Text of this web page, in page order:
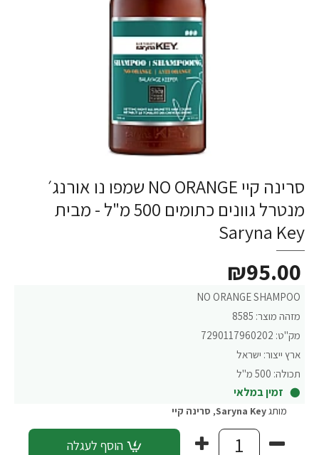
סרינה קיי NO ORANGE שמפו נו אורנג׳
מנטרל גוונים כתומים 500 מ"ל - מבית
Saryna Key
NO ORANGE SHAMPOO
מזהה מוצר: 8585
מק"ט: 7290117960202
ארץ ייצור: ישראל
תכולה: 500 מ"ל
זמין במלאי
₪95.00
מותגSaryna Key
, סרינה קיי
הוסף לעגלה